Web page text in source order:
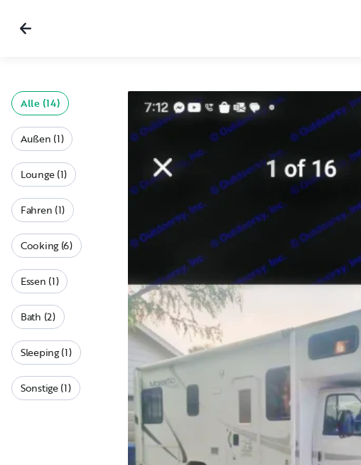
Alle (14)
Außen (1)
Lounge (1)
Fahren (1)
Cooking (6)
Essen (1)
Bath (2)
Sleeping (1)
Sonstige (1)